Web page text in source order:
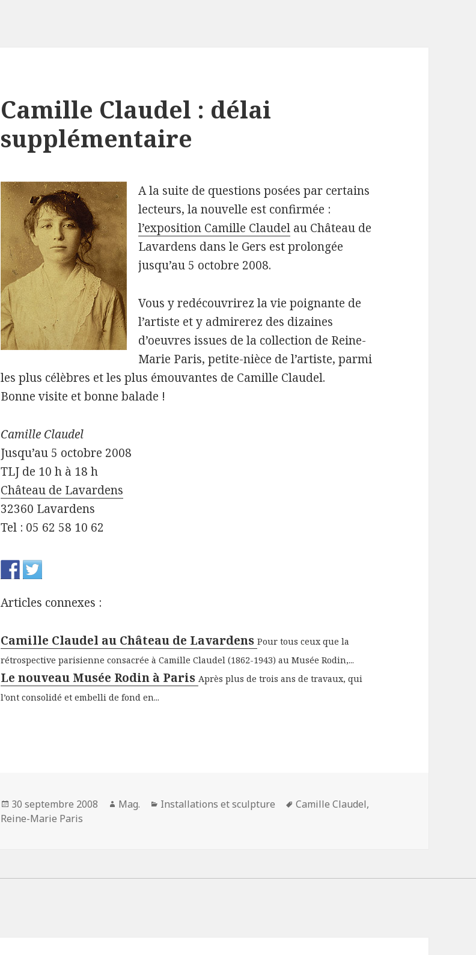
Camille Claudel : délai
supplémentaire
A la suite de questions posées par certains
lecteurs, la nouvelle est confirmée :
l’exposition Camille Claudel au Château de
Lavardens dans le Gers est prolongée
jusqu’au 5 octobre 2008.
Vous y redécouvrirez la vie poignante de
l’artiste et y admirerez des dizaines
d’oeuvres issues de la collection de Reine-
Marie Paris, petite-nièce de l’artiste, parmi
les plus célèbres et les plus émouvantes de Camille Claudel.
Bonne visite et bonne balade !
Camille Claudel
Jusqu’au 5 octobre 2008
TLJ de 10 h à 18 h
Château de Lavardens
32360 Lavardens
Tel : 05 62 58 10 62
Articles connexes :
Camille Claudel au Château de LavardensPour tous ceux que la
rétrospective parisienne consacrée à Camille Claudel (1862-1943) au Musée Rodin,...
Le nouveau Musée Rodin à ParisAprès plus de trois ans de travaux, qui
l’ont consolidé et embelli de fond en...
Publié
le
30 septembre 2008 Auteur
Mag. Catégories
Installations et sculpture
Mots-
Camille Claudel,
Reine-Marie Paris